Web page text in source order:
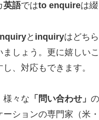
英語ではto enquireは
と inquiryはどち
ましょう。更に嬉しい
し、対応もできます。
様々な 「問い合わせ」
ーションの専門家（米